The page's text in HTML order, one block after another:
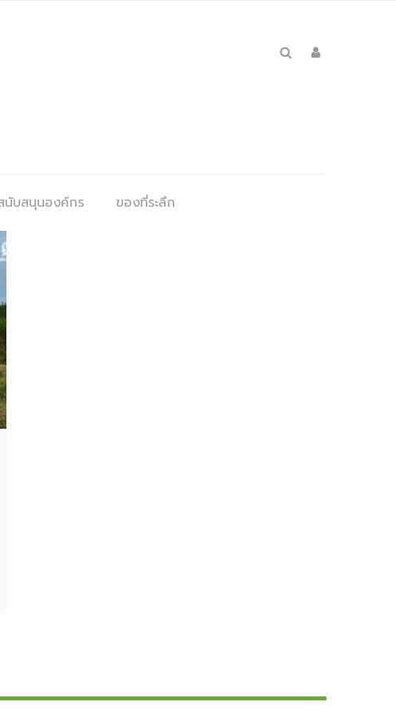
นับสนุนองค์กร ของที่ระลึก
ป่ากันชนมรดกโลกแก่งกระจาน